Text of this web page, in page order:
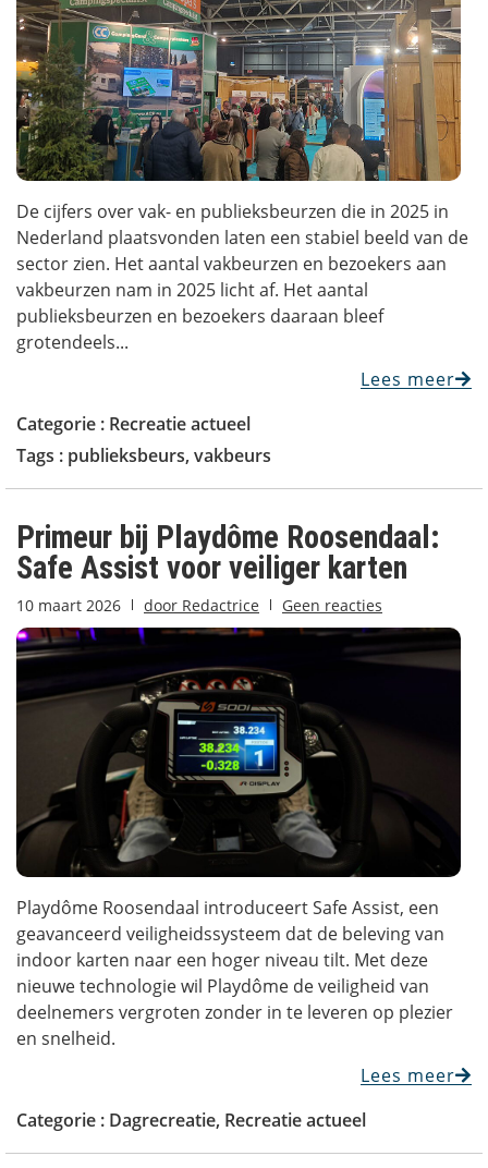
De cijfers over vak- en publieksbeurzen die in 2025 in
Nederland plaatsvonden laten een stabiel beeld van de
sector zien. Het aantal vakbeurzen en bezoekers aan
vakbeurzen nam in 2025 licht af. Het aantal
publieksbeurzen en bezoekers daaraan bleef
grotendeels...
Lees meer
Categorie : Recreatie actueel
Tags : publieksbeurs, vakbeurs
Primeur bij Playdôme Roosendaal:
Safe Assist voor veiliger karten
10 maart 2026 door Redactrice Geen reacties
Playdôme Roosendaal introduceert Safe Assist, een
geavanceerd veiligheidssysteem dat de beleving van
indoor karten naar een hoger niveau tilt. Met deze
nieuwe technologie wil Playdôme de veiligheid van
deelnemers vergroten zonder in te leveren op plezier
en snelheid.
Lees meer
Categorie : Dagrecreatie, Recreatie actueel